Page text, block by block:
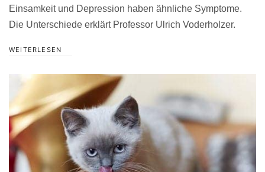
Einsamkeit und Depression haben ähnliche Symptome.
Die Unterschiede erklärt Professor Ulrich Voderholzer.
WEITERLESEN